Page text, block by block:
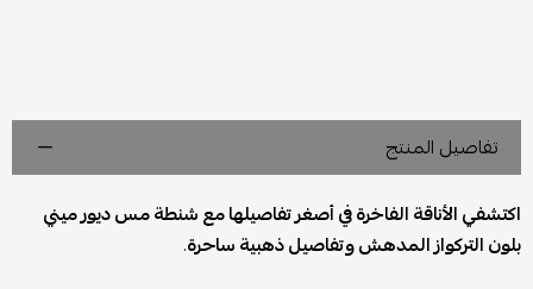
تفاصيل المنتج
اكتشفي الأناقة الفاخرة في أصغر تفاصيلها مع شنطة مس ديور ميني
بلون التركواز المدهش وتفاصيل ذهبية ساحرة.